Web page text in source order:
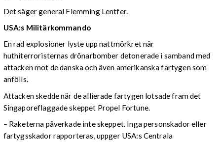
Det säger general Flemming Lentfer.
USA:s Militärkommando
En rad explosioner lyste upp nattmörkret när
huthiterroristernas drönarbomber detonerade i samband med
attacken mot de danska och även amerikanska fartygen som
anfölls.
Attacken skedde när de allierade fartygen lotsade fram det
Singaporeflaggade skeppet Propel Fortune.
– Raketerna påverkade inte skeppet. Inga personskador eller
fartygsskador rapporteras, uppger USA:s Centrala